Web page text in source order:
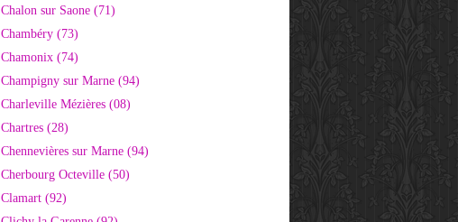
Chalon sur Saone (71)
Chambéry (73)
Chamonix (74)
Champigny sur Marne (94)
Charleville Mézières (08)
Chartres (28)
Chennevières sur Marne (94)
Cherbourg Octeville (50)
Clamart (92)